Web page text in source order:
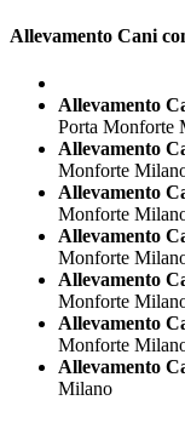
Allevamento Cani
Allevamento
Porta Monforte
Allevamento
Monforte
Allevamento
Monforte
Allevamento
Monforte
Allevamento
Monforte
Allevamento
Monforte
Allevamento
Milano